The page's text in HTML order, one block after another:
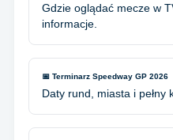
Gdzie oglądać mecze w
informacje.
📅 Terminarz Speedway GP 2026
Daty rund, miasta i pełny